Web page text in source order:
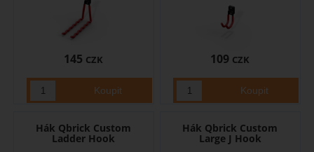
145 CZK 109 CZK
Hák Qbrick Custom
Ladder Hook
Hák Qbrick Custom
Large J Hook